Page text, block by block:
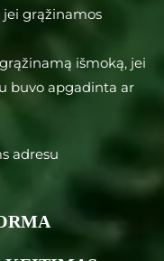
grąžinamos
išmoką, jei
buvo apgadinta ar
adresu